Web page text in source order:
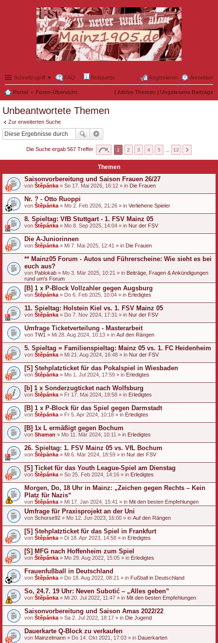
Schnellzugriff ▼ FAQ Netiquette Anmelden
Registrieren
Portal Foren-Übersicht | Aktive Themen | Ungelesene Beiträge
Unbeantwortete Themen
Zur erweiterten Suche
Die Suche ergab 567 Treffer 1 2 3 4 5 12
Themen
Saisonvorbereitung und Saison Frauen 26/27
von Štěpánka » So 17. Mai 2026, 16:12 » in Die Frauen
Nr. ? - Otto Ruoppi
von Štěpánka » Mo 2. Feb 2026, 21:26 » in Verliehene Spieler
8. Spieltag: VfB Stuttgart - 1. FSV Mainz 05
von Štěpánka » Mo 8. Sep 2025, 14:04 » in Nur der FSV
Die A-Juniorinnen
von Štěpánka » Mi 7. Mai 2025, 12:41 » in Die Frauen
** Mainz05 Forum - Autos und Führerscheine: Wie sieht es bei
euch aus?
von Pablokab » Mo 3. Mär 2025, 10:21 » in Beiträge, Fragen & Ankündigungen
rund um's Forum
[B] 1 x P-Block Vollzahler gegen Augsburg
von Štěpánka » Do 6. Feb 2025, 10:04 » in Erledigtes
11. Spieltag: Holstein Kiel vs. 1. FSV Mainz 05
von Štěpánka » Do 7. Nov 2024, 17:31 » in Nur der FSV
Umfrage Ticketverteilung - Masterarbeit
von TW1 » Mi 28. Aug 2024, 10:13 » in Auf den Rängen
5. Spieltag = Familienspieltag: Mainz 05 vs. 1. FC Heidenheim
von Štěpánka » Mi 21. Aug 2024, 16:48 » in Nur der FSV
[S] Stehplatzticket für das Pokalspiel in Wiesbaden
von Štěpánka » Mo 1. Jul 2024, 17:59 » in Erledigtes
[b] 1 x Sonderzugticket nach Wolfsburg
von Štěpánka » Fr 17. Mai 2024, 19:58 » in Erledigtes
[B] 1 x P-Block für das Spiel gegen Darmstadt
von Štěpánka » Fr 5. Apr 2024, 10:18 » in Erledigtes
[B] 1x L ermäßigt gegen Bochum
von Shaman » Mo 11. Mär 2024, 10:11 » in Erledigtes
26. Spieltag: 1. FSV Mainz 05 vs. VfL Bochum
von Štěpánka » Mi 6. Mär 2024, 18:59 » in Nur der FSV
[S] Ticket für das Youth League-Spiel am Dienstag
von Štěpánka » So 25. Feb 2024, 14:16 » in Erledigtes
Morgen, Do, 18 Uhr in Mainz: „Zeichen gegen Rechts – Kein
Platz für Nazis“
von Štěpánka » Mi 17. Jan 2024, 15:41 » in Mit den besten Empfehlungen
Umfrage für Praxisprojekt an der Uni
von Schorse92 » Mo 12. Jun 2023, 16:00 » in Auf den Rängen
[S] Stehplatzticket für das Spiel in Frankfurt
von Štěpánka » Di 18. Apr 2023, 14:58 » in Erledigtes
[S] MFG nach Hoffenheim zum Spiel
von Štěpánka » Mo 29. Aug 2022, 15:05 » in Erledigtes
Frauenfußball in Deutschland
von Štěpánka » Do 18. Aug 2022, 08:21 » in Fußball in Deutschland
So, 24.7. 19 Uhr: Neven Subotić – „Alles geben”
von Štěpánka » Mi 20. Jul 2022, 11:47 » in Mit den besten Empfehlungen
Saisonvorbereitung und Saison Amas 2022/22
von Štěpánka » Sa 2. Jul 2022, 18:17 » in Die Jugend
Dauerkarte Q-Block zu verkaufen
von Mainzelmann » Do 14. Okt 2021, 17:03 » in Dauerkarten